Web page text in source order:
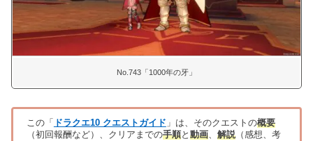
No.743「1000年の牙」
この「 ドラクエ10 クエストガイド 」は、そのクエストの概要
（初回報酬など）、クリアまでの手順と 動画、 解説（感想、考